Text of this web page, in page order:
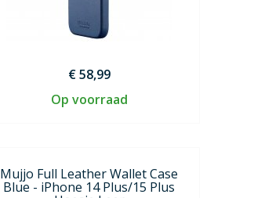
€ 58,99
Op voorraad
Mujjo Full Leather Wallet Case
Blue - iPhone 14 Plus/15 Plus